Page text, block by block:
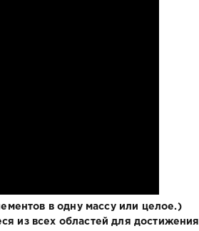
в одну массу или целое.)
из всех областей для достижения